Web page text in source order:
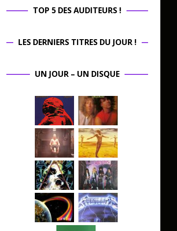
TOP 5 DES AUDITEURS !
LES DERNIERS TITRES DU JOUR !
UN JOUR – UN DISQUE